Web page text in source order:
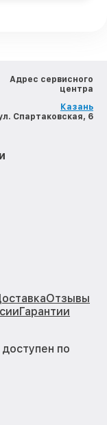
Адрес сервисного
центра
Казань
Спартаковская, 6
Отзывы
Гарантии
по